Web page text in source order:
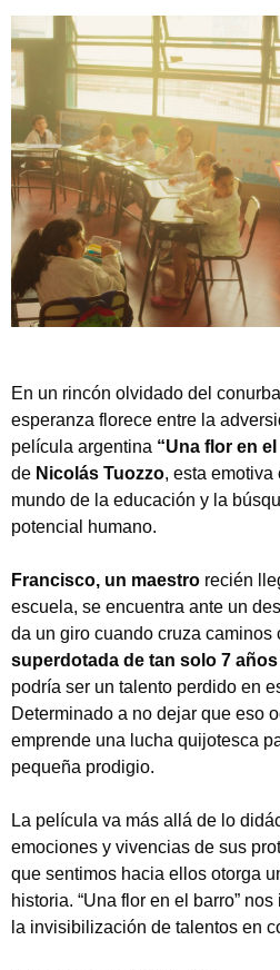
En un rincón olvidado del
esperanza florece entre la
película argentina “Una flor en
de Nicolás Tuozzo, esta emotiva
mundo de la educación y la
potencial humano.
Francisco, un maestro recién
escuela, se encuentra ante un
da un giro cuando cruza caminos
superdotada de tan solo 7 años
podría ser un talento perdido en
Determinado a no dejar que eso
emprende una lucha quijotesca
pequeña prodigio.
La película va más allá de lo
emociones y vivencias de sus
que sentimos hacia ellos otorga
historia. “Una flor en el barro”
la invisibilización de talentos en